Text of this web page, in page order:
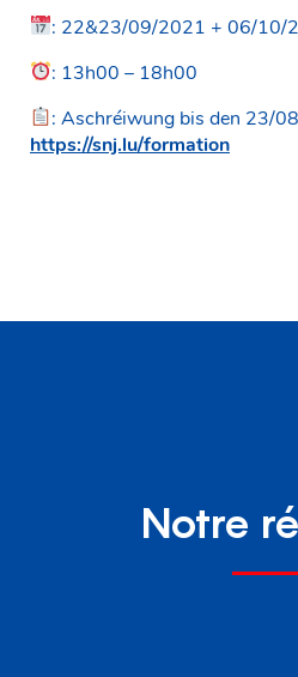
: 22&23/09/2021 + 06/10/
: 13h00 – 18h00
: Aschréiwung bis den 23/
https://snj.lu/formation
Notre